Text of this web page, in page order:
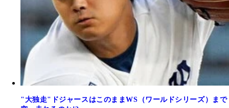
"大独走"ドジャースはこのままWS（ワールドシリーズ）まで